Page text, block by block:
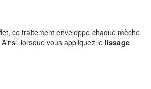
ce traitement enveloppe chaque mèche
lorsque vous appliquez le lissage